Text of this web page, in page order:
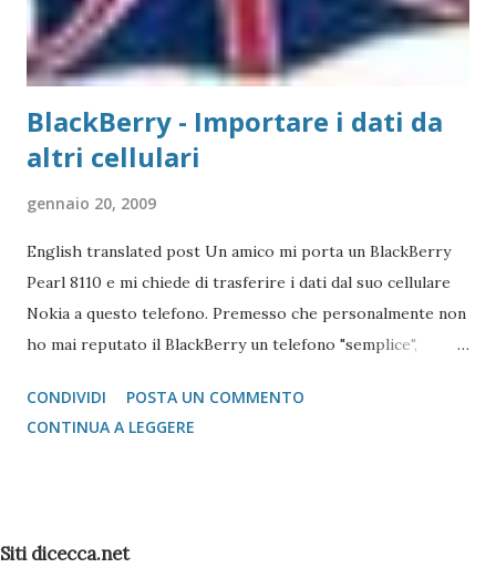
BlackBerry - Importare i dati da
altri cellulari
gennaio 20, 2009
English translated post Un amico mi porta un BlackBerry
Pearl 8110 e mi chiede di trasferire i dati dal suo cellulare
Nokia a questo telefono. Premesso che personalmente non
ho mai reputato il BlackBerry un telefono "semplice",
l'idea di mandare i vcard via bluetooth (come si fa con quasi
tutti i Nokia e Samsung), l'unica alternativa è quella di
Nokia PC Suite 3 - Sincronizzare solo la Rubrica
CONDIVIDI
POSTA UN COMMENTO
CONTINUA A LEGGERE
Siti dicecca.net